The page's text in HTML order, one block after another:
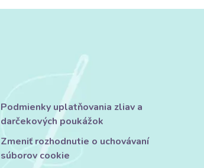
Podmienky uplatňovania zliav a
darčekových poukážok
Zmeniť rozhodnutie o uchovávaní
súborov cookie